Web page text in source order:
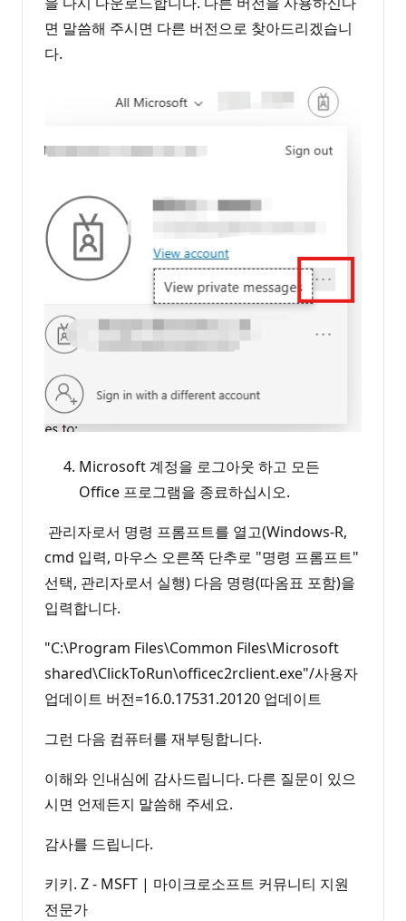
면 말씀해 주시면 다른 버전으로 찾아드리겠습니
다.
Microsoft 계정을 로그아웃 하고 모든
Office 프로그램을 종료하십시오.
관리자로서 명령 프롬프트를 열고(Windows-R,
cmd 입력, 마우스 오른쪽 단추로 "명령 프롬프트"
선택, 관리자로서 실행) 다음 명령(따옴표 포함)을
입력합니다.
"C:\Program Files\Common Files\Microsoft
shared\ClickToRun\officec2rclient.exe"/사용자
업데이트 버전=16.0.17531.20120 업데이트
그런 다음 컴퓨터를 재부팅합니다.
이해와 인내심에 감사드립니다. 다른 질문이 있으
시면 언제든지 말씀해 주세요.
감사를 드립니다.
키키. Z - MSFT | 마이크로소프트 커뮤니티 지원
전문가